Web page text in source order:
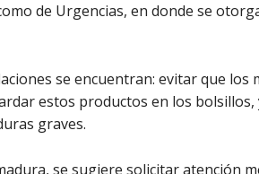
de Urgencias, en donde se
se encuentran: evitar que
estos productos en los bolsillos,
graves.
se sugiere solicitar atención